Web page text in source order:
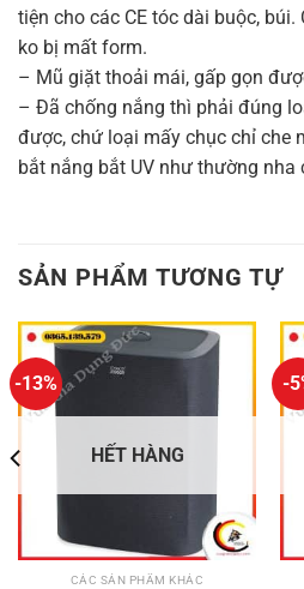
tiện cho các CE tóc dài buộc,
ko bị mất form.
– Mũ giặt thoải mái, gấp gọn
– Đã chống nắng thì phải đúng
được, chứ loại mấy chục chỉ che
bắt nắng bắt UV như thường nha
SẢN PHẨM TƯƠNG TỰ
-13%
HẾT HÀNG
CÁC SẢN PHẨM KHÁC
-